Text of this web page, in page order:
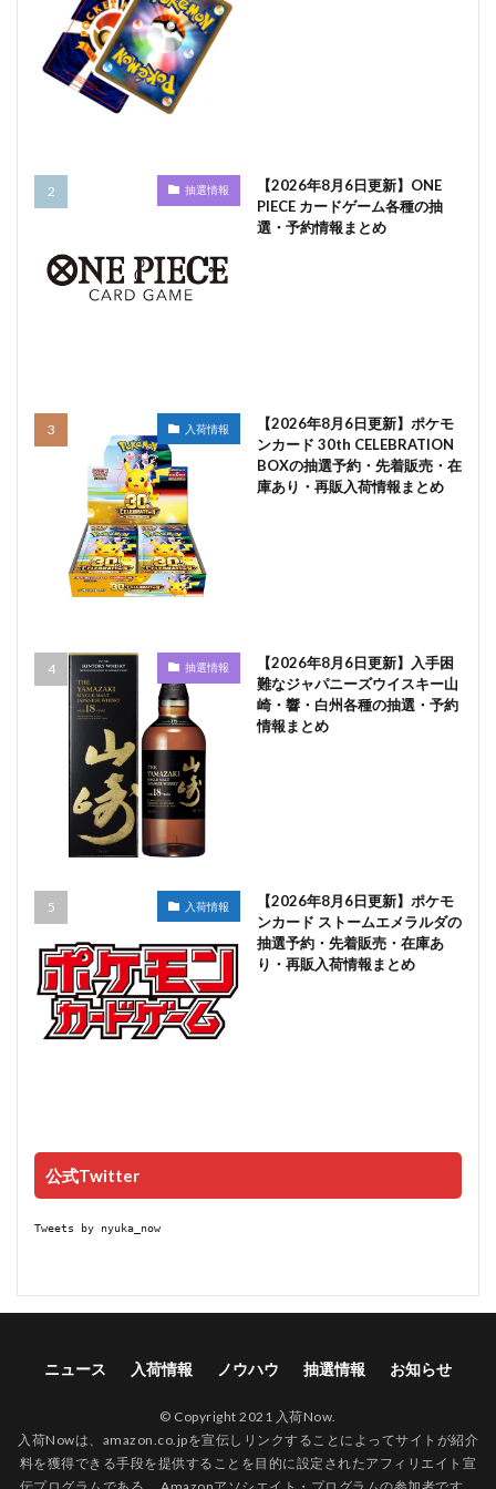
抽選情報
【2026年8月6日更新】ONE
PIECE カードゲーム各種の抽
選・予約情報まとめ
入荷情報
【2026年8月6日更新】ポケモ
ンカード 30th CELEBRATION
BOXの抽選予約・先着販売・在
庫あり・再販入荷情報まとめ
抽選情報
【2026年8月6日更新】入手困
難なジャパニーズウイスキー山
崎・響・白州各種の抽選・予約
情報まとめ
入荷情報
【2026年8月6日更新】ポケモ
ンカード ストームエメラルダの
抽選予約・先着販売・在庫あ
り・再販入荷情報まとめ
公式Twitter
Tweets by nyuka_now
ニュース 入荷情報 ノウハウ 抽選情報 お知らせ
© Copyright 2021 入荷Now.
入荷Nowは、amazon.co.jpを宣伝しリンクすることによってサイトが紹介
料を獲得できる手段を提供することを目的に設定されたアフィリエイト宣
伝プログラムである、 Amazonアソシエイト・プログラムの参加者です。